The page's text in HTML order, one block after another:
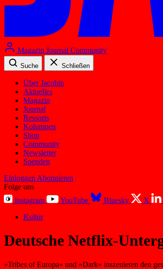
Magazin Journal Community
Suche Schließen
Über Jacobin
Aktuelles
Magazin
Journal
Ressorts
Kolumnen
Shop
Community
Newsletter
Spenden
Einloggen Abonnieren
Folge uns
Instagram
YouTube Bluesky X
Kultur
Deutsche Netflix-
»Tribes of Europa« und »Dark« inszenieren den